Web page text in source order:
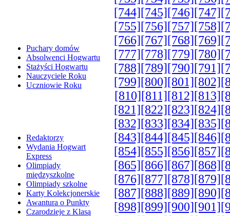
Puchary domów
Absolwenci Hogwartu
Stażyści Hogwartu
Nauczyciele Roku
Uczniowie Roku
Redaktorzy
Wydania Hogwart
Express
Olimpiady
międzyszkolne
Olimpiady szkolne
Karty Kolekcjonerskie
Awantura o Punkty
Czarodzieje z Klasą
[744][745][746][747]
[755][756][757][758]
[766][767][768][769]
[777][778][779][780]
[788][789][790][791]
[799][800][801][802]
[810][811][812][813]
[821][822][823][824]
[832][833][834][835]
[843][844][845][846]
[854][855][856][857]
[865][866][867][868]
[876][877][878][879]
[887][888][889][890]
[898][899][900][901]